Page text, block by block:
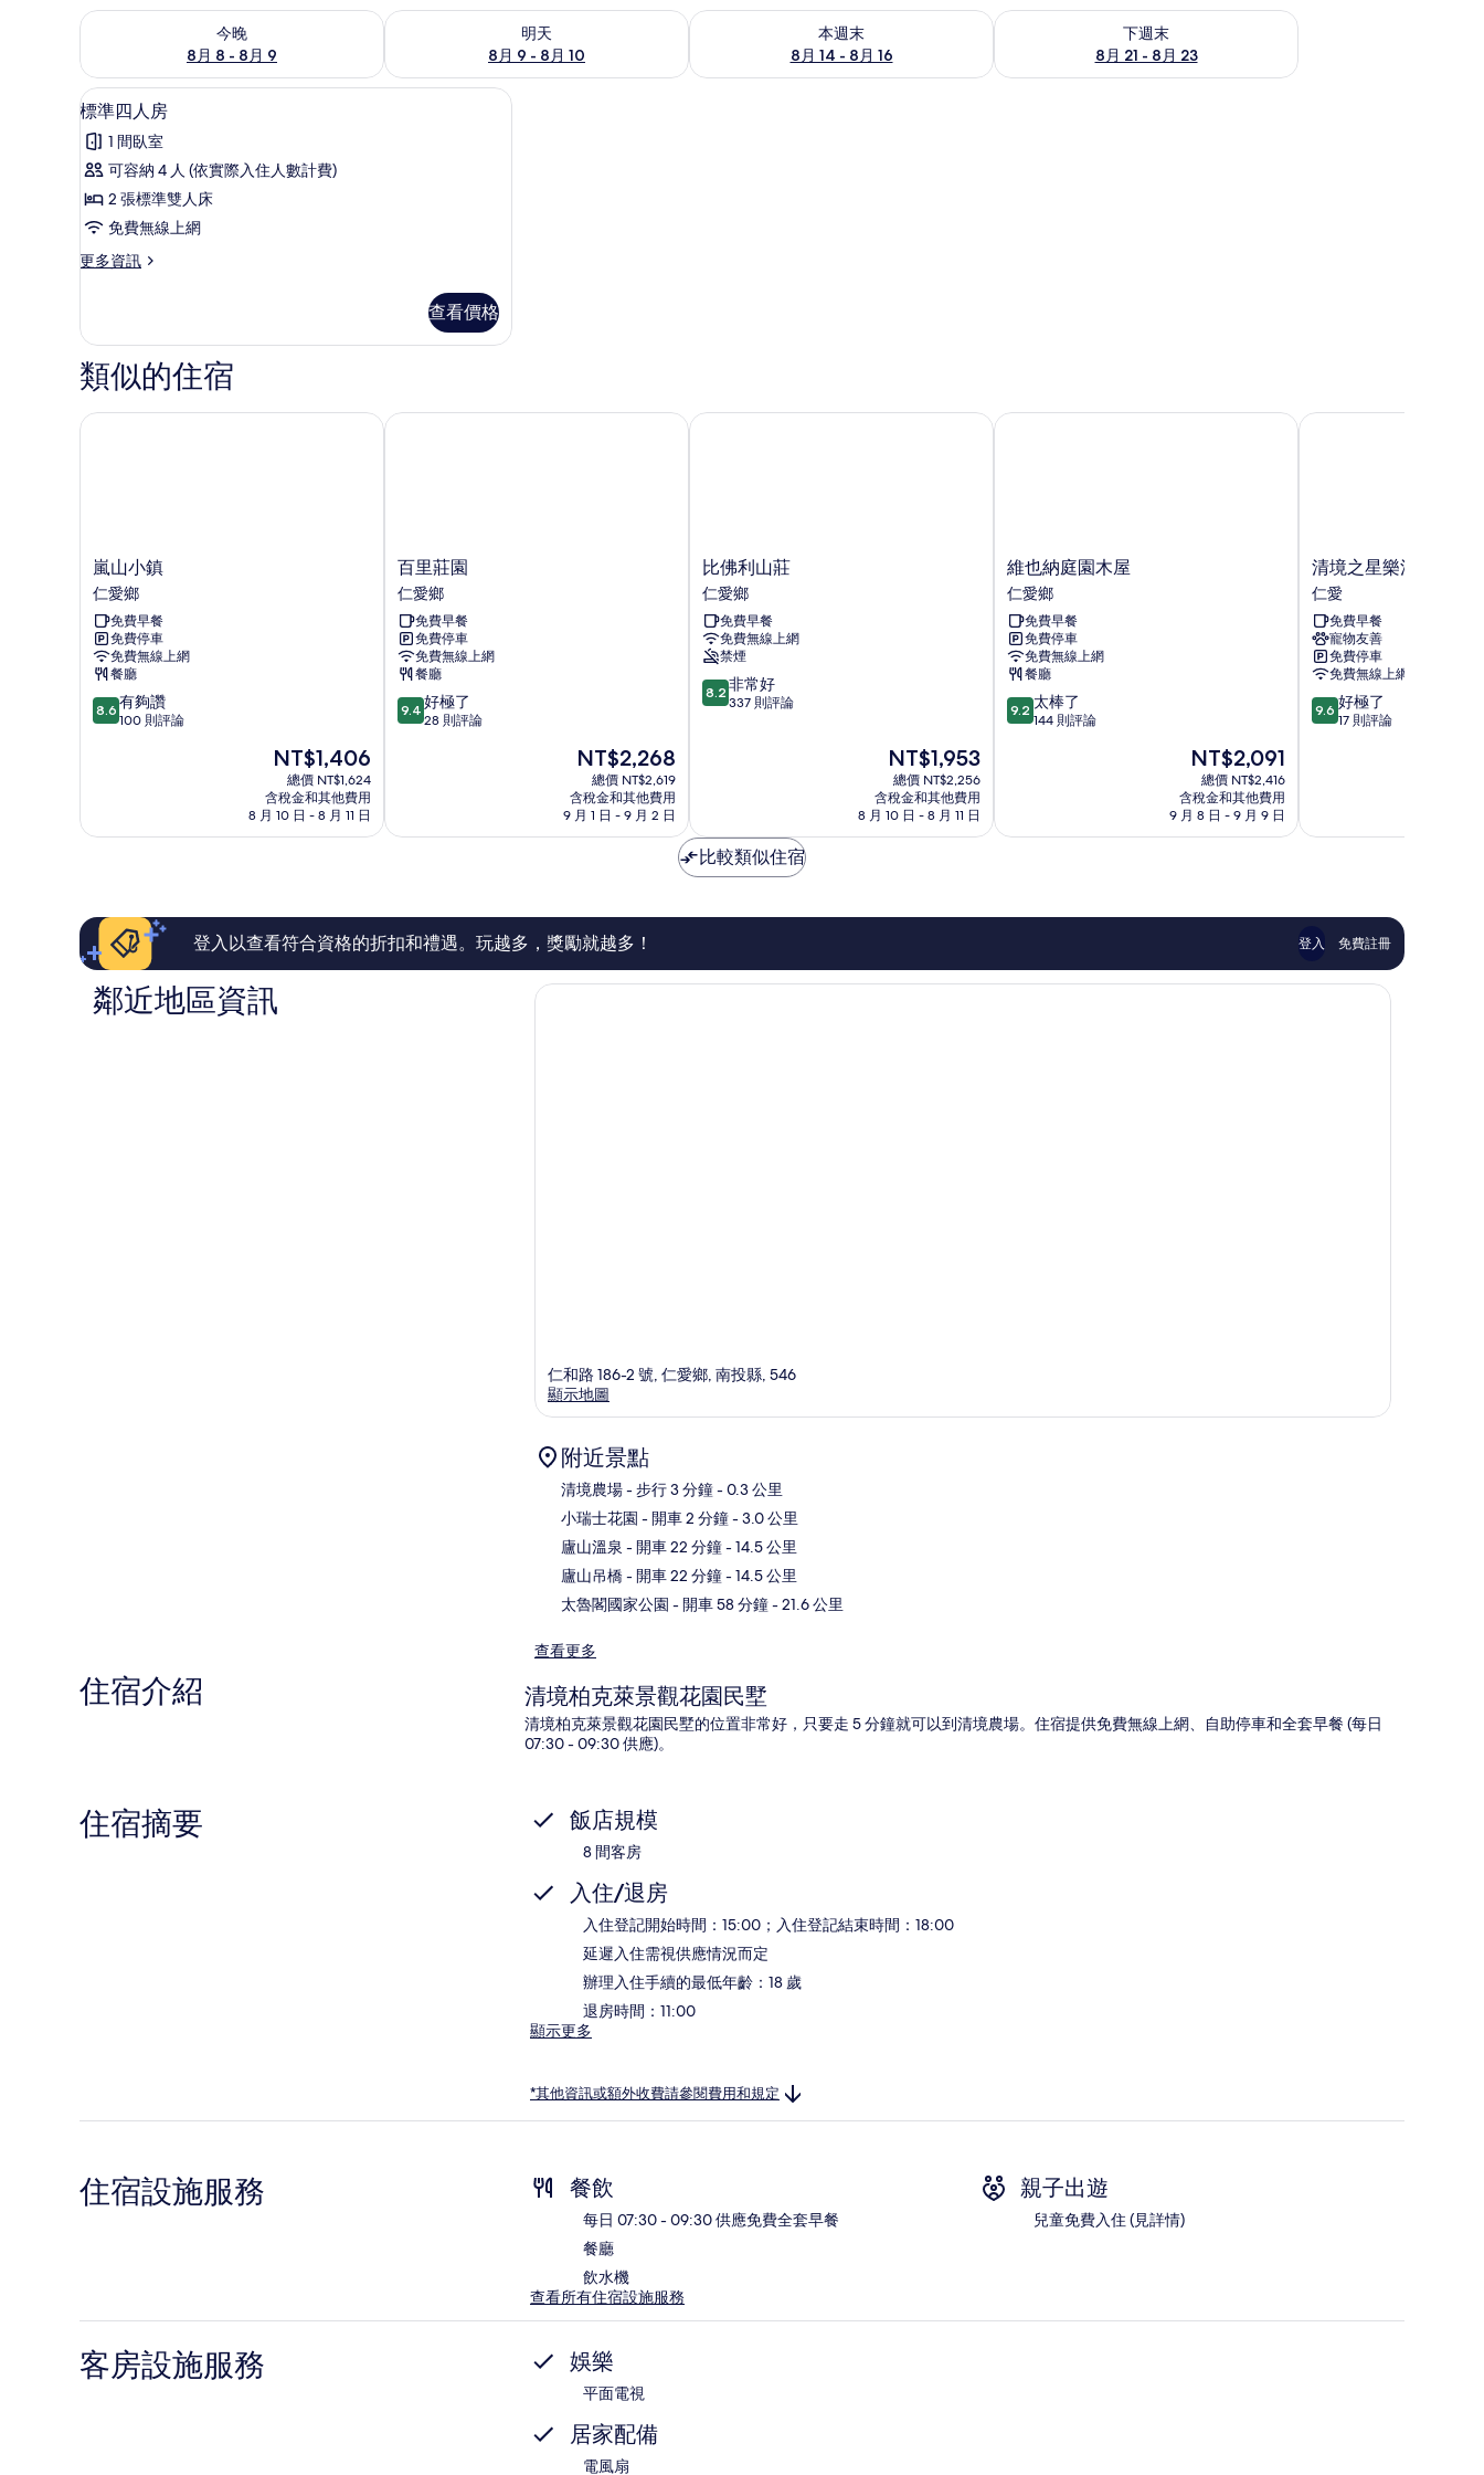
今晚
8月 8 - 8月 9
查看今晚 (8月 8 - 8月 9) 的供應情況
明天
8月 9 - 8月 10
查看明天 (8月 9 - 8月 10) 的供應情況
本週末
8月 14 - 8月 16
查看本週末 (8月 14 - 8月 16) 的供應情況
下週末
8月 21 - 8月 23
查看下週末 (8月 21 - 8月 23) 的供應情況
顯
示
標
準
四
房
所
有
相
片
標準四人房 | 書桌、遮光布/窗簾、免費無線上網、床單
7
標準四人房
1 間臥室
可容納 4 人 (依實際入住人數計費)
2 張標準雙人床
免費無線上網
更多資訊
更
四
人
房
的
詳
查看價格
類似的住宿
嵐
山
小
鎮
仁
愛
鄉
嵐山小鎮
仁愛鄉
免費早餐
免費停車
免費無線上網
餐廳
8.6
分，
夠
評
8.6 有夠讚
100 則評論
現
價
格
為
NT$1,406
總價 NT$1,624
含稅金和其他費用
8 月 10 日 - 8 月 11 日
嵐山小鎮
百
里
莊
園
仁
愛
鄉
百里莊園
仁愛鄉
免費早餐
免費停車
免費無線上網
餐廳
9.4
分，
極
評
論
9.4 好極了
28 則評論
現
價
格
為
NT$2,268
總價 NT$2,619
含稅金和其他費用
9 月 1 日 - 9 月 2 日
百里莊園
比
佛
利
山
莊
仁
愛
鄉
比佛利山莊
仁愛鄉
免費早餐
免費無線上網
禁煙
8.2
分，
好，
337
則
論
8.2 非常好
337 則評論
現
在
價
格
為
NT$1,953
總價 NT$2,256
含稅金和其他費用
8 月 10 日 - 8 月 11 日
比佛利山莊
維
也
納
庭
園
木
屋
仁
愛
維也納庭園木屋
仁愛鄉
免費早餐
免費停車
免費無線上網
餐廳
9.2
分，
棒
評
9.2 太棒了
144 則評論
現
在
價
格
為
NT$2,091
總價 NT$2,416
含稅金和其他費用
9 月 8 日 - 9 月 9 日
維也納庭園木屋
清
境
之
星
樂
活
莊
園
民
清境之星樂活莊園民
仁愛
免費早餐
寵物友善
免費停車
免費無線上網
9.6
分，
極
評
論
9.6 好極了
17 則評論
清境之星樂活莊園民宿
比較類似住宿
登入以查看符合資格的折扣和禮遇。玩越多，獎勵就越多！ 登入 免費註冊
鄰近地區資訊
仁和路 186-2 號, 仁愛鄉, 南投縣, 546
顯示地圖
附近景點
清境農場- 步行 3 分鐘- 0.3 公里
小瑞士花園 - 開車 2 分鐘- 3.0 公里
廬山溫泉 - 開車 22 分鐘- 14.5 公里
廬山吊橋- 開車 22 分鐘- 14.5 公里
太魯閣國家公園 - 開車 58 分鐘- 21.6 公里
查看更多
住宿介紹 清境柏克萊景觀花園民墅
清境柏克萊景觀花園民墅的位置非常好，只要走 5 分鐘就可以到清境農場。住宿提供免費無線上網、自助停車和全套早餐 (每日
07:30 - 09:30 供應)。
住宿摘要 飯店規模
8 間客房
入住/退房
入住登記開始時間：15:00；入住登記結束時間：18:00
延遲入住需視供應情況而定
辦理入住手續的最低年齡：18 歲
退房時間：11:00
顯示更多
*其他資訊或額外收費請參閱費用和規定
住宿設施服務 餐飲
每日 07:30 - 09:30 供應免費全套早餐
餐廳
飲水機
親子出遊
兒童免費入住 (見詳情)
查看所有住宿設施服務
客房設施服務 娛樂
平面電視
居家配備
電風扇